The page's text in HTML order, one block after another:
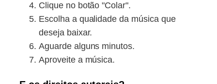
Clique no botão "Colar".
Escolha a qualidade da música que
deseja baixar.
Aguarde alguns minutos.
Aproveite a música.